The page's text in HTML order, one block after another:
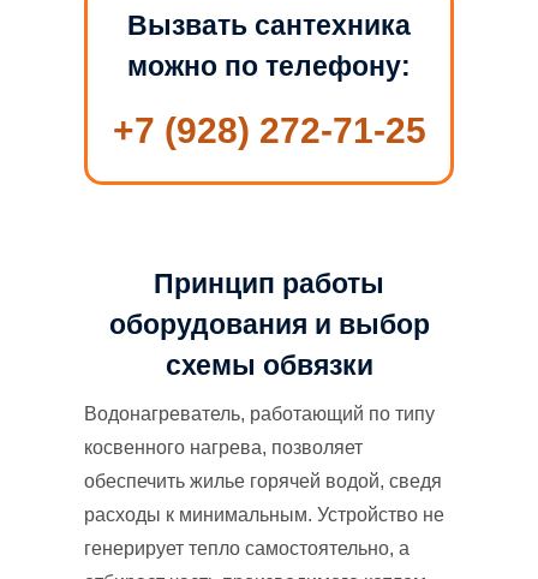
Вызвать сантехника
можно по телефону:
+7 (928) 272-71-25
Принцип работы
оборудования и выбор
схемы обвязки
Водонагреватель, работающий по типу
косвенного нагрева, позволяет
обеспечить жилье горячей водой, сведя
расходы к минимальным. Устройство не
генерирует тепло самостоятельно, а